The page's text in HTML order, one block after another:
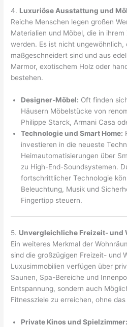
4. Luxuriöse Ausstattung und
Reiche Menschen legen großen
Materialien und Möbel, die in
werden. Es ist nicht ungewöhnlich,
maßgeschneidert sind und aus
Marmor, exotischem Holz oder
bestehen.
Designer-Möbel: Oft finden
Häusern Möbelstücke von
Philippe Starck, Armani Casa
Technologie und Smart Home:
investieren in die neueste
Heimautomatisierungen über
zu High-End-Soundsystemen.
fortschrittlicher Technologie
Beleuchtung, Musik und
Fingertipp steuern.
5. Unvergleichliche Freizeit- und
Ein weiteres Merkmal der
sind die großzügigen Freizeit- und
Luxusimmobilien verfügen über
Saunen, Spa-Bereiche und
Entspannung, sondern auch
Fitnessziele zu erreichen, ohne
Private Kinos und Spielzimmer: